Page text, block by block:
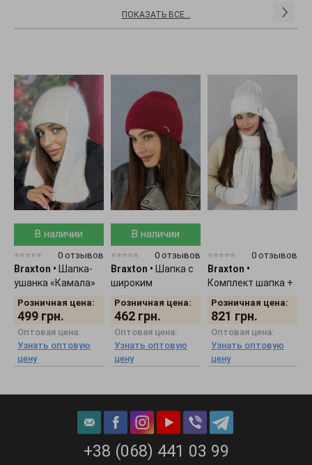
ПОКАЗАТЬ ВСЕ...
В наличии
0 отзывов
Braxton •
Шапка-
ушанка «Камала»
Розничная цена:
499 грн.
Оптовая цена:
Узнать оптовую
цену
В наличии
0 отзывов
Braxton •
Шапка с
широким
5167
Розничная цена:
462 грн.
Оптовая цена:
Узнать оптовую
цену
0 отзывов
Braxton •
Комплект шапка +
женский 5309
Розничная цена:
821 грн.
Оптовая цена:
Узнать оптовую
цену
+38 (068) 441 03 99